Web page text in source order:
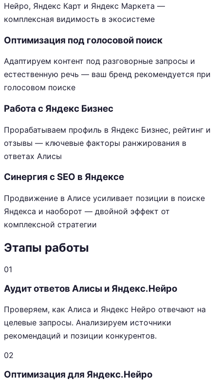
Нейро, Яндекс Карт и Яндекс Маркета —
комплексная видимость в экосистеме
Оптимизация под голосовой поиск
Адаптируем контент под разговорные запросы и
естественную речь — ваш бренд рекомендуется при
голосовом поиске
Работа с Яндекс Бизнес
Прорабатываем профиль в Яндекс Бизнес, рейтинг и
отзывы — ключевые факторы ранжирования в
ответах Алисы
Синергия с SEO в Яндексе
Продвижение в Алисе усиливает позиции в поиске
Яндекса и наоборот — двойной эффект от
комплексной стратегии
Этапы работы
01
Аудит ответов Алисы и Яндекс.Нейро
Проверяем, как Алиса и Яндекс Нейро отвечают на
целевые запросы. Анализируем источники
рекомендаций и позиции конкурентов.
02
Оптимизация для Яндекс.Нейро